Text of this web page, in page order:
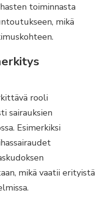
toiminnasta
mikä
rooli
sairauksien
Esimerkiksi
mikä vaatii erityistä